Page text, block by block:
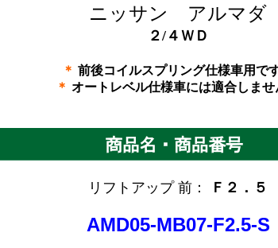
ニッサン アルマダ
２/４ＷＤ
＊ 前後コイルスプリング仕様車用です
＊ オートレベル仕様車には適合しませ
リフトアップ 前： Ｆ２．５
AMD05-MB07-F2.5-S